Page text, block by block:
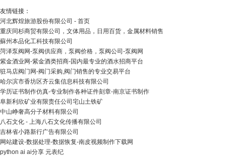
友情链接：
河北辉煌旅游股份有限公司 - 首页
重庆同杉商贸有限公司，文体用品，日用百货，金属材料销售
蘇州本品化工科技有限公司
菏泽泵阀网-泵阀供应商，泵阀价格，泵阀公司-泵阀网
紫金酒业网-紫金酒类招商-国内最专业的酒水招商平台
驻马店阀门网-阀门采购,阀门销售的专业交易平台
哈尔滨市香坊区齐云集信息科技有限公司
学历证书制作仿真-专业制作各种证件刻章-南京证书制作
阜新利欣矿业有限责任公司宅山土铁矿
中山峥奢高分子材料有限公司
八石文化 - 上海八石文化传播有限公司
吉林省小路新行广告有限公司
网站建设-数据处理-数据恢复-南皮视频制作下载网
python ai ai分享 元表纪